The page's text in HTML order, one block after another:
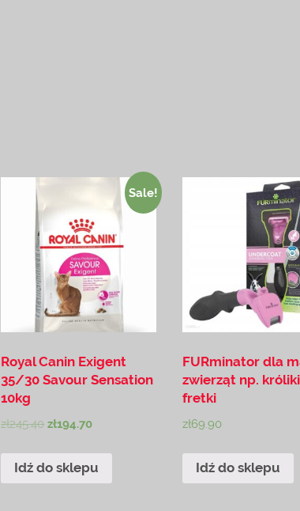
Sale!
Royal Canin Exigent
35/30 Savour Sensation
10kg
zł245.40 zł194.70
Idź do sklepu
FURminator dla
zwierząt np.
fretki
zł69.90
Idź do sklepu